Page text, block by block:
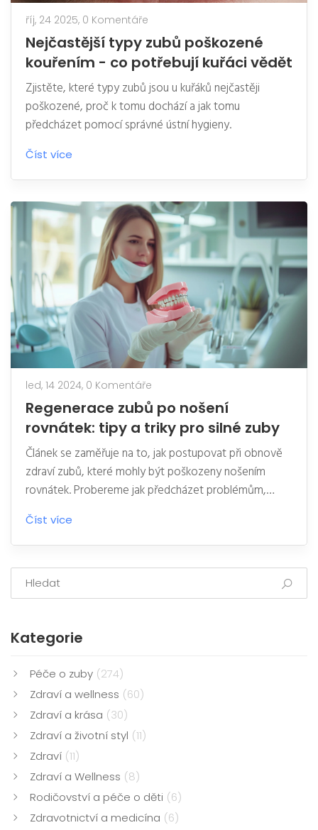
říj, 24 2025, 0 Komentáře
Nejčastější typy zubů poškozené
kouřením - co potřebují kuřáci vědět
Zjistěte, které typy zubů jsou u kuřáků nejčastěji
poškozené, proč k tomu dochází a jak tomu
předcházet pomocí správné ústní hygieny.
Číst více
led, 14 2024, 0 Komentáře
Regenerace zubů po nošení
rovnátek: tipy a triky pro silné zuby
Článek se zaměřuje na to, jak postupovat při obnově
zdraví zubů, které mohly být poškozeny nošením
rovnátek. Probereme jak předcházet problémům,
které mohou nastat v průběhu léčby rovnátky, tak jaké
kroky podniknout pro podpoření remineralizace zubní
skloviny. Nabídneme praktické tipy pro každodenní
péči a odhalíme, jak mohou přírodní prostředky přispět
k obnově zdraví vašich zubů.
Číst více
Kategorie
Péče o zuby (274)
Zdraví a wellness (60)
Zdraví a krása (30)
Zdraví a životní styl (11)
Zdraví (11)
Zdraví a Wellness (8)
Rodičovství a péče o děti (6)
Zdravotnictví a medicína (6)